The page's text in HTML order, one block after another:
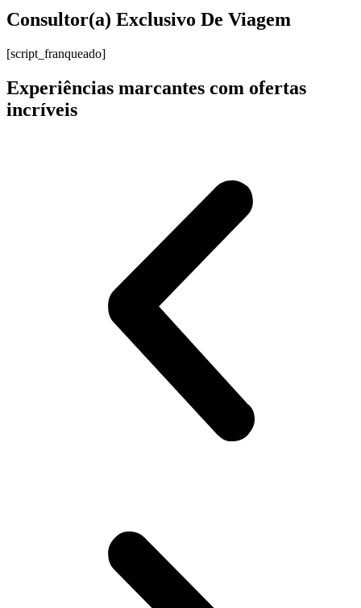
Consultor(a) Exclusivo De Viagem
[script_franqueado]
Experiências marcantes com ofertas
incríveis